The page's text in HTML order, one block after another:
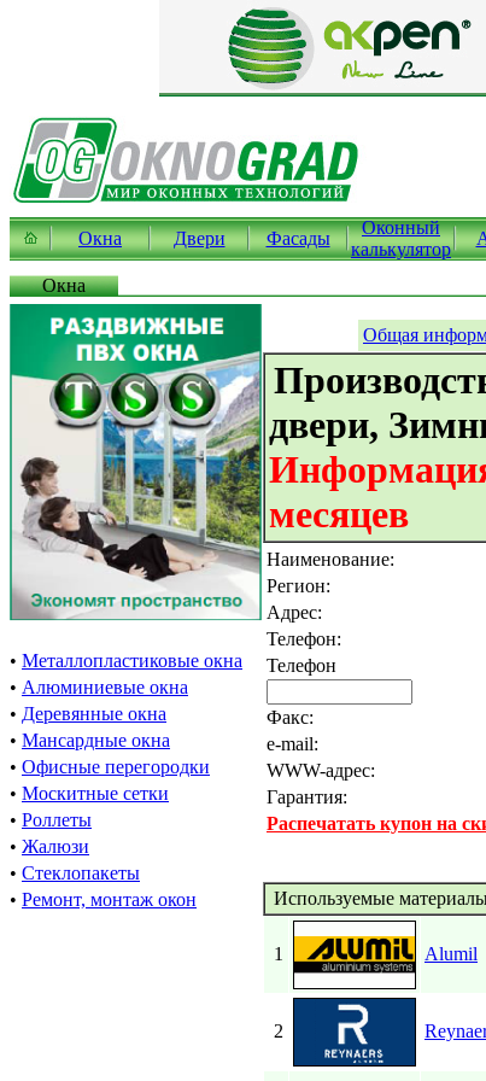
Окна Двери Фасады
Оконный
калькулятор
Окна
• Металлопластиковые окна
• Алюминиевые окна
• Деревянные окна
• Мансардные окна
• Офисные перегородки
• Москитные сетки
• Роллеты
• Жалюзи
• Стеклопакеты
• Ремонт, монтаж окон
Общая
двери,
месяцев
Наименование:
Регион:
Адрес:
Телефон:
Телефон
Факс:
e-mail:
WWW-адрес:
Гарантия:
Распечатать купон на
Используемые
1 Alumil
2